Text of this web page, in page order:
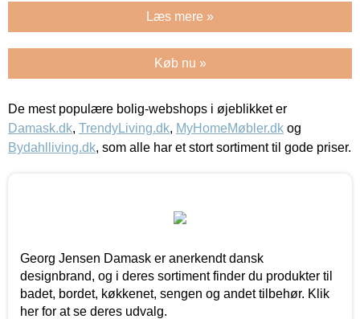
Læs mere »
Køb nu »
De mest populære bolig-webshops i øjeblikket er
Damask.dk, TrendyLiving.dk, MyHomeMøbler.dk og
Bydahlliving.dk, som alle har et stort sortiment til gode priser.
Georg Jensen Damask er anerkendt dansk
designbrand, og i deres sortiment finder du produkter til
badet, bordet, køkkenet, sengen og andet tilbehør. Klik
her for at se deres udvalg.